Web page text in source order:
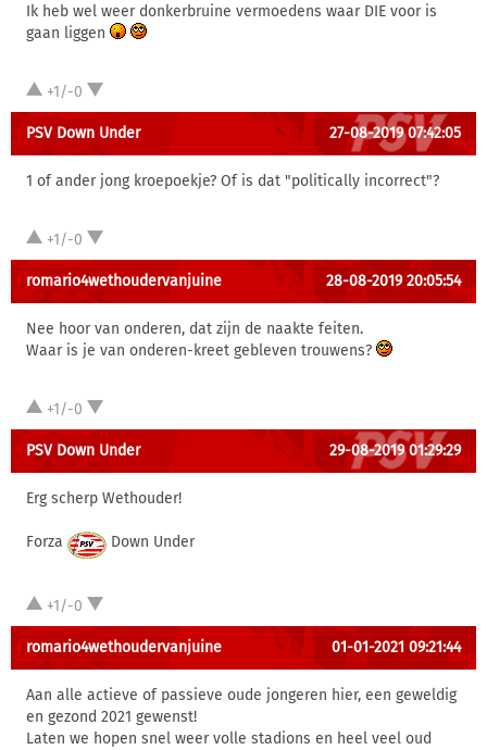
Ik heb wel weer donkerbruine vermoedens waar DIE voor is
gaan liggen
+1/-0
PSV Down Under 27-08-2019 07:42:05
1 of ander jong kroepoekje? Of is dat "politically incorrect"?
+1/-0
romario4wethoudervanjuine 28-08-2019 20:05:54
Nee hoor van onderen, dat zijn de naakte feiten.
Waar is je van onderen-kreet gebleven trouwens?
+1/-0
PSV Down Under 29-08-2019 01:29:29
Erg scherp Wethouder!
Forza Down Under
+1/-0
romario4wethoudervanjuine 01-01-2021 09:21:44
Aan alle actieve of passieve oude jongeren hier, een geweldig
en gezond 2021 gewenst!
Laten we hopen snel weer volle stadions en heel veel oud